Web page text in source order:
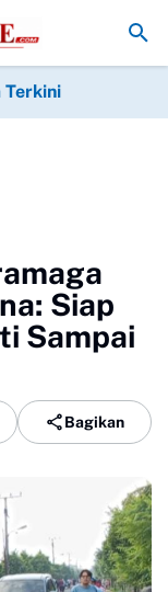
Pemkab Sukabumi
Terkini
Siap
Sampai
Bagikan